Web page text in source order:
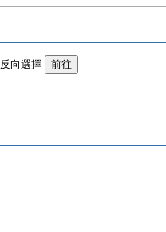
反向選擇